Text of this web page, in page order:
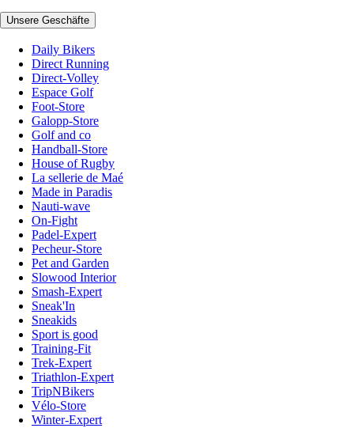
Unsere Geschäfte
Daily Bikers
Direct Running
Direct-Volley
Espace Golf
Foot-Store
Galopp-Store
Golf and co
Handball-Store
House of Rugby
La sellerie de Maé
Made in Paradis
Nauti-wave
On-Fight
Padel-Expert
Pecheur-Store
Pet and Garden
Slowood Interior
Smash-Expert
Sneak'In
Sneakids
Sport is good
Training-Fit
Trek-Expert
Triathlon-Expert
TripNBikers
Vélo-Store
Winter-Expert